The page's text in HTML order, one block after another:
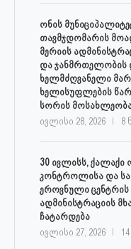
ონის
თავმჯდომარის
მერიის
და ჯანმრთელობის
ხელმძღვანელი
ხელისუფლების
სორის
ივლისი 28, 2026 8
30 ივლისს, ქალაქი
კონტროლისა და
ეროვნული
ადმინისტრაციის
ჩატარდება
ივლისი 27, 2026